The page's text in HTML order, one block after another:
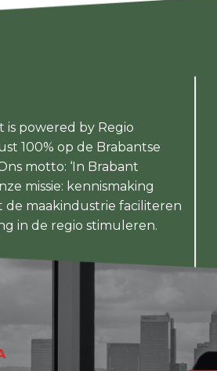
is powered by Regio
100% op de Brabantse
motto: ‘In Brabant
missie: kennismaking
de maakindustrie faciliteren
in de regio stimuleren.